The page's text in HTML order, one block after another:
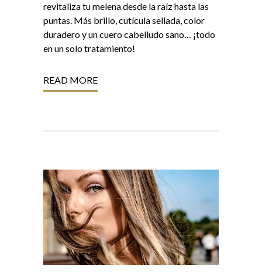
revitaliza tu melena desde la raíz hasta las
puntas. Más brillo, cutícula sellada, color
duradero y un cuero cabelludo sano… ¡todo
en un solo tratamiento!
READ MORE